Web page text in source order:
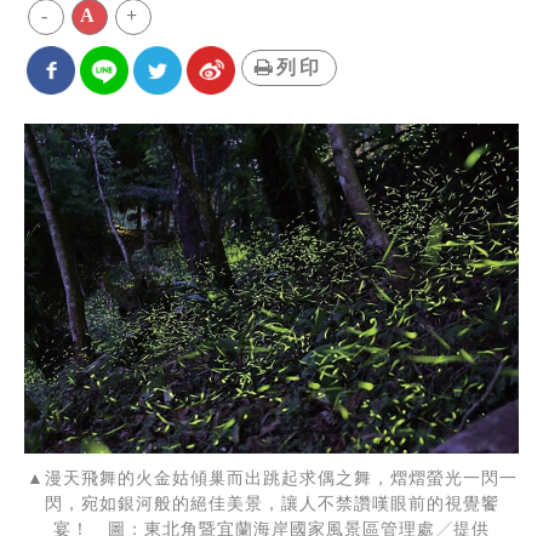
- A +
列印
▲漫天飛舞的火金姑傾巢而出跳起求偶之舞，熠熠螢光一閃一
閃，宛如銀河般的絕佳美景，讓人不禁讚嘆眼前的視覺饗
宴！ 圖：東北角暨宜蘭海岸國家風景區管理處╱提供